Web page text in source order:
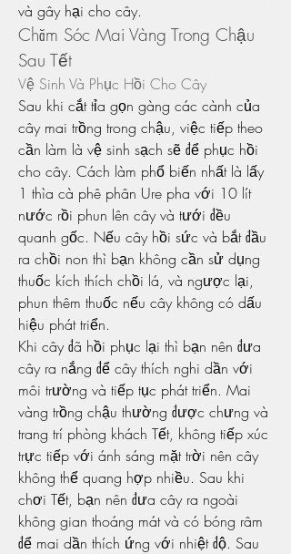
và gây hại cho cây.
Chăm Sóc Mai Vàng Trong Chậu
Sau Tết
Vệ Sinh Và Phục Hồi Cho Cây
Sau khi cắt tỉa gọn gàng các cành của
cây mai trồng trong chậu, việc tiếp theo
cần làm là vệ sinh sạch sẽ để phục hồi
cho cây. Cách làm phổ biến nhất là lấy
1 thìa cà phê phân Ure pha với 10 lít
nước rồi phun lên cây và tưới đều
quanh gốc. Nếu cây hồi sức và bắt đầu
ra chồi non thì bạn không cần sử dụng
thuốc kích thích chồi lá, và ngược lại,
phun thêm thuốc nếu cây không có dấu
hiệu phát triển.
Khi cây đã hồi phục lại thì bạn nên đưa
cây ra nắng để cây thích nghi dần với
môi trường và tiếp tục phát triển. Mai
vàng trồng chậu thường được chưng và
trang trí phòng khách Tết, không tiếp xúc
trực tiếp với ánh sáng mặt trời nên cây
không thể quang hợp nhiều. Sau khi
chơi Tết, bạn nên đưa cây ra ngoài
không gian thoáng mát và có bóng râm
để mai dần thích ứng với nhiệt độ. Sau